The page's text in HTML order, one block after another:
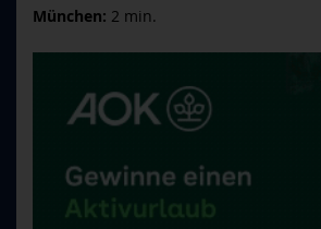
München: 2 min.